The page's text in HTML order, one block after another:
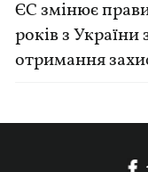
ЄС змінює
років з
отримання